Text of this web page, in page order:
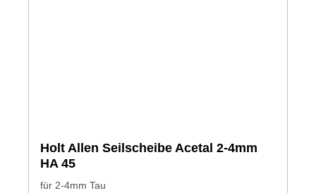
Holt Allen Seilscheibe Acetal 2-4mm
HA 45
für 2-4mm Tau